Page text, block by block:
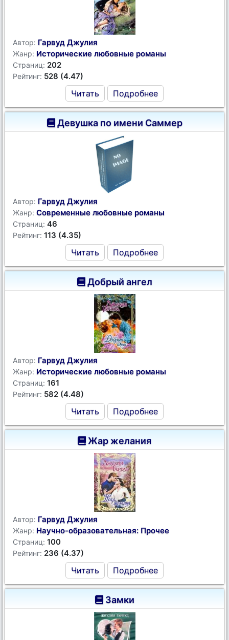
Автор: Гарвуд Джулия
Жанр: Исторические любовные романы
Страниц: 202
Рейтинг: 528 (4.47)
Читать Подробнее
Девушка по имени Саммер
Автор: Гарвуд Джулия
Жанр: Современные любовные романы
Страниц: 46
Рейтинг: 113 (4.35)
Читать Подробнее
Добрый ангел
Автор: Гарвуд Джулия
Жанр: Исторические любовные романы
Страниц: 161
Рейтинг: 582 (4.48)
Читать Подробнее
Жар желания
Автор: Гарвуд Джулия
Жанр: Научно-образовательная: Прочее
Страниц: 100
Рейтинг: 236 (4.37)
Читать Подробнее
Замки